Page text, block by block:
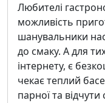
Любителі
можливість
шанувальники
до смаку. А для
інтернету, є
чекає теплий
парної та